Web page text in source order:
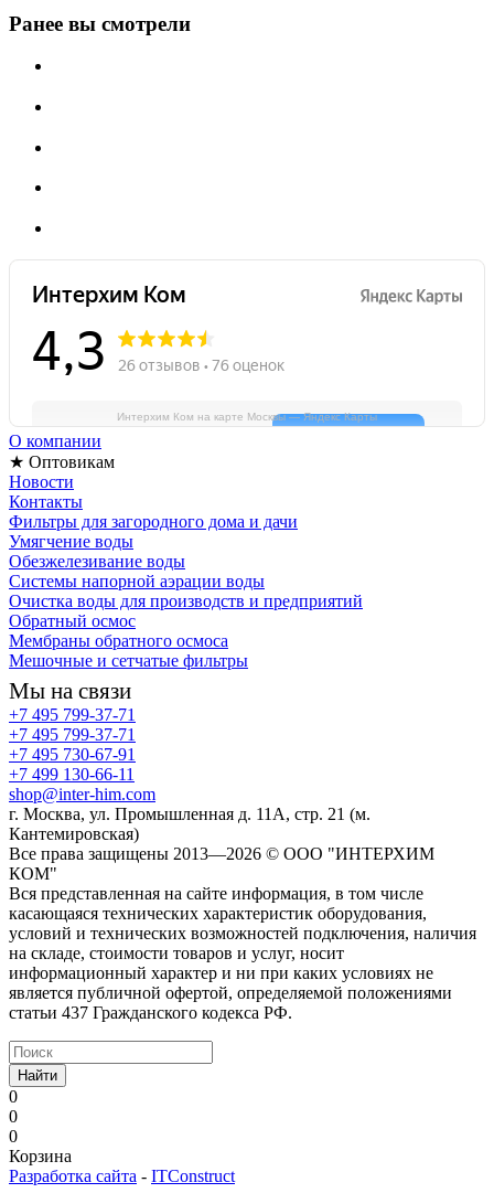
Ранее вы смотрели
Интерхим Ком на карте Москвы — Яндекс Карты
О компании
★ Оптовикам
Новости
Контакты
Фильтры для загородного дома и дачи
Умягчение воды
Обезжелезивание воды
Системы напорной аэрации воды
Очистка воды для производств и предприятий
Обратный осмос
Мембраны обратного осмоса
Мешочные и сетчатые фильтры
Мы на связи
+7 495 799-37-71
+7 495 799-37-71
+7 495 730-67-91
+7 499 130-66-11
shop@inter-him.com
г. Москва, ул. Промышленная д. 11А, стр. 21 (м.
Кантемировская)
Все права защищены 2013—2026 © OOO "ИНТЕРХИМ
КОМ"
Вся представленная на сайте информация, в том числе
касающаяся технических характеристик оборудования,
условий и технических возможностей подключения, наличия
на складе, стоимости товаров и услуг, носит
информационный характер и ни при каких условиях не
является публичной офертой, определяемой положениями
статьи 437 Гражданского кодекса РФ.
Найти
0
0
0
Корзина
Разработка сайта - ITConstruct